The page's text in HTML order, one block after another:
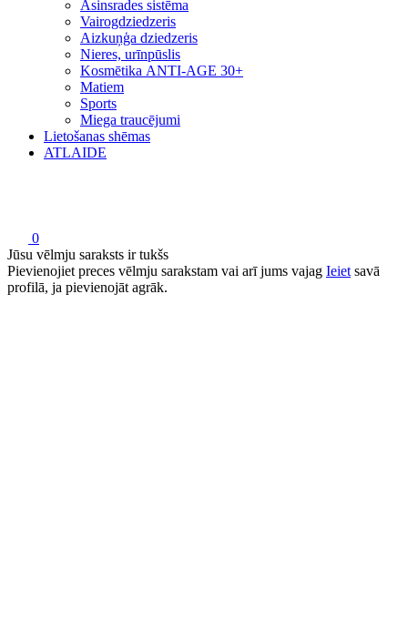
Asinsrades sistēma
Vairogdziedzeris
Aizkuņģa dziedzeris
Nieres, urīnpūslis
Kosmētika ANTI-AGE 30+
Matiem
Sports
Miega traucējumi
Lietošanas shēmas
ATLAIDE
0
Jūsu vēlmju saraksts ir tukšs
Pievienojiet preces vēlmju sarakstam vai arī jums vajag Ieiet savā
profilā, ja pievienojāt agrāk.